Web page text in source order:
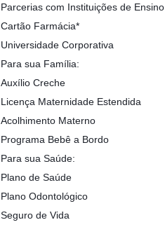
Parcerias com Instituições de Ensino
Cartão Farmácia*
Universidade Corporativa
Para sua Família:
Auxílio Creche
Licença Maternidade Estendida
Acolhimento Materno
Programa Bebê a Bordo
Para sua Saúde:
Plano de Saúde
Plano Odontológico
Seguro de Vida